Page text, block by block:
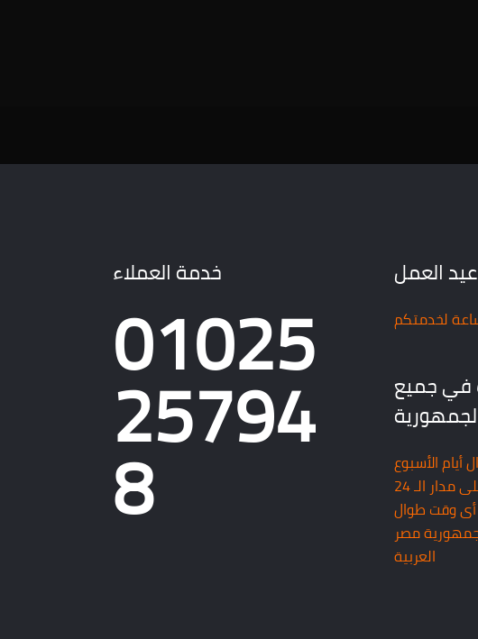
العمل
في جميع
أيام الأسبوع
نستقبل تليفوناتكم على مدار الـ 24
وقت طوال
مصر
العربية
خدمة العملاء
01025
25794
8